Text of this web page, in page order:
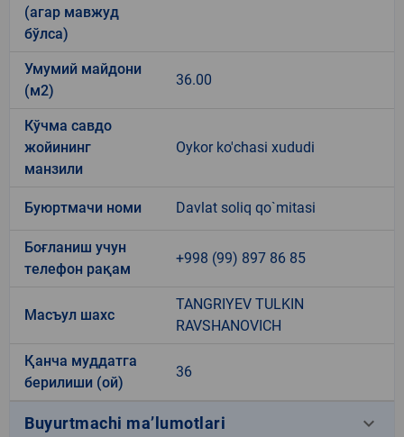
(агар мавжуд
бўлса)
Умумий майдони
(м2)
36.00
Кўчма савдо
жойининг
манзили
Oykor ko'chasi xududi
Буюртмачи номи Davlat soliq qo`mitasi
Боғланиш учун
телефон рақам
+998 (99) 897 86 85
Масъул шахс
TANGRIYEV TULKIN
RAVSHANOVICH
Қанча муддатга
берилиши (ой)
36
Buyurtmachi ma’lumotlari keyboard_arrow_down